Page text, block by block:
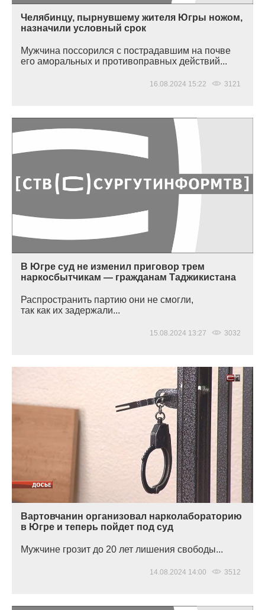
Челябинцу, пырнувшему жителя Югры ножом,
назначили условный срок
Мужчина поссорился с пострадавшим на почве
его аморальных и противоправных действий...
16.08.2024 15:22 3121
В Югре суд не изменил приговор трем
наркосбытчикам — гражданам Таджикистана
Распространить партию они не смогли,
так как их задержали...
15.08.2024 13:27 3032
Вартовчанин организовал нарколабораторию
в Югре и теперь пойдет под суд
Мужчине грозит до 20 лет лишения свободы...
14.08.2024 14:00 3512